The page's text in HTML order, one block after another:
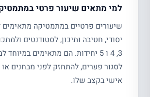
למי מתאים שיעור פרטי
שיעורים פרטיים במתמטיקה מתאימים
יסודי, חטיבה ותיכון, לסטודנטים
3, 4 ו 5 יחידות. הם מתאימים
לסגור פערים, להתחזק לפני מבחנים או
אישי בקצב שלו.